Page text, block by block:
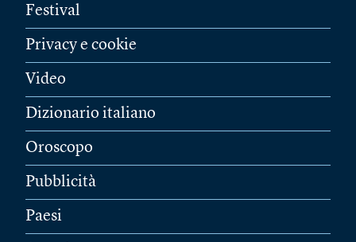
Festival
Privacy e cookie
Video
Dizionario italiano
Oroscopo
Pubblicità
Paesi